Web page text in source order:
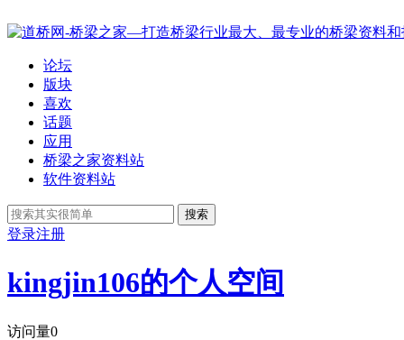
论坛
版块
喜欢
话题
应用
桥梁之家资料站
软件资料站
搜索
登录注册
kingjin106的个人空间
访问量0